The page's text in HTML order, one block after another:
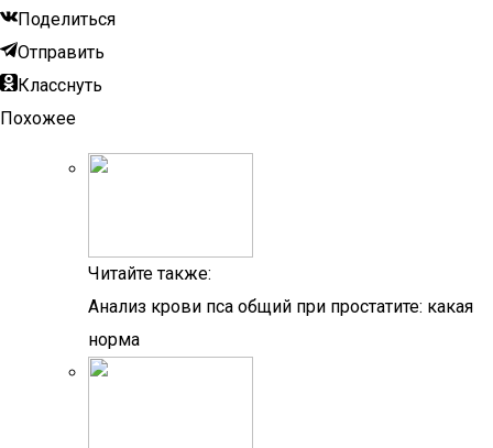
Поделиться
Отправить
Класснуть
Похожее
Читайте также:
Анализ крови пса общий при простатите: какая
норма